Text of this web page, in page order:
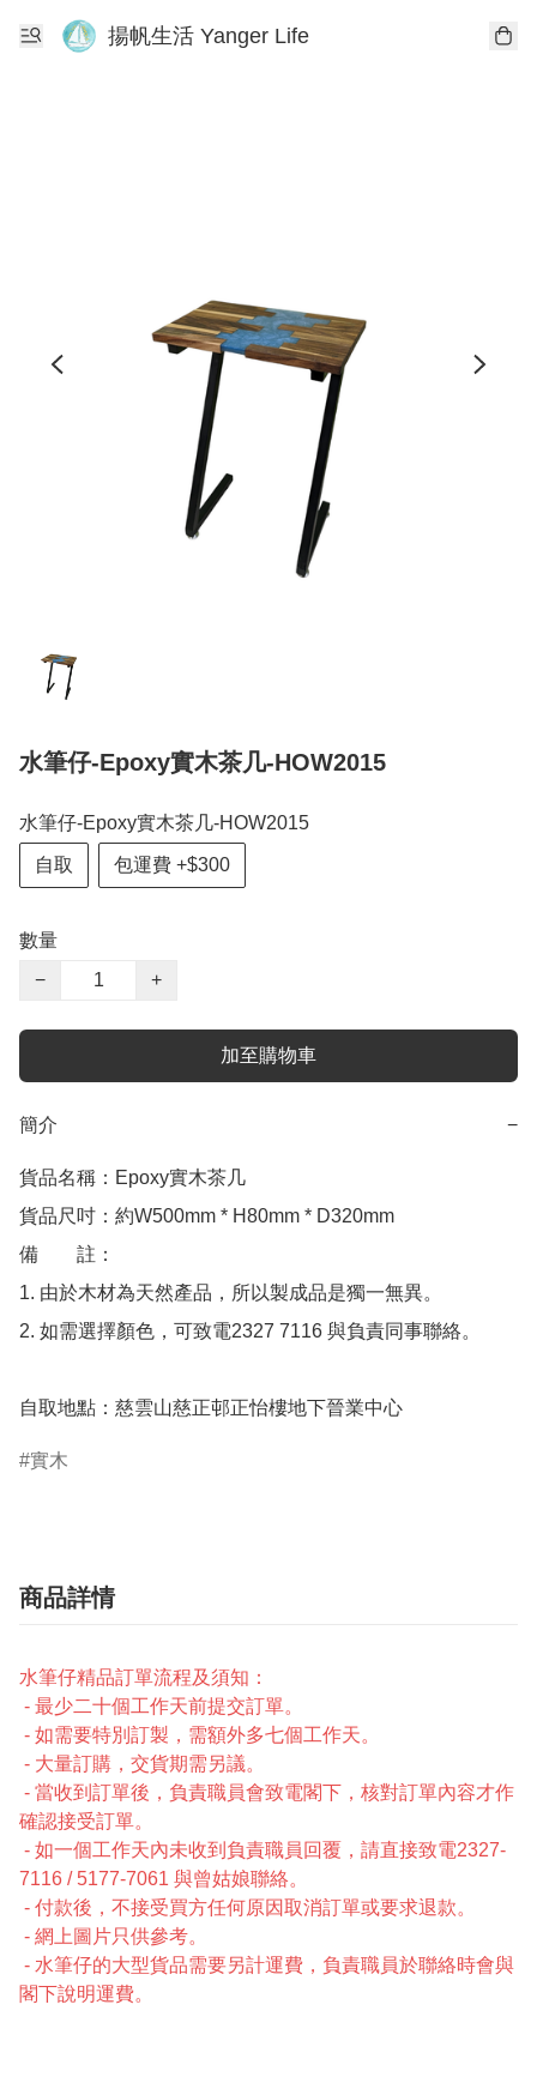
揚帆生活 Yanger Life
水筆仔-Epoxy實木茶几-HOW2015
水筆仔-Epoxy實木茶几-HOW2015
自取 包運費 +$300
數量
−
+
加至購物車
簡介 −
貨品名稱：Epoxy實木茶几
貨品尺吋：約W500mm * H80mm * D320mm
備　　註：
1. 由於木材為天然產品，所以製成品是獨一無異。
2. 如需選擇顏色，可致電2327 7116 與負責同事聯絡。
自取地點：慈雲山慈正邨正怡樓地下晉業中心
實木
商品詳情
水筆仔精品訂單流程及須知：
- 最少二十個工作天前提交訂單。
- 如需要特別訂製，需額外多七個工作天。
- 大量訂購，交貨期需另議。
- 當收到訂單後，負責職員會致電閣下，核對訂單內容才作
確認接受訂單。
- 如一個工作天內未收到負責職員回覆，請直接致電2327-
7116 / 5177-7061 與曾姑娘聯絡。
- 付款後，不接受買方任何原因取消訂單或要求退款。
- 網上圖片只供參考。
- 水筆仔的大型貨品需要另計運費，負責職員於聯絡時會與
閣下說明運費。